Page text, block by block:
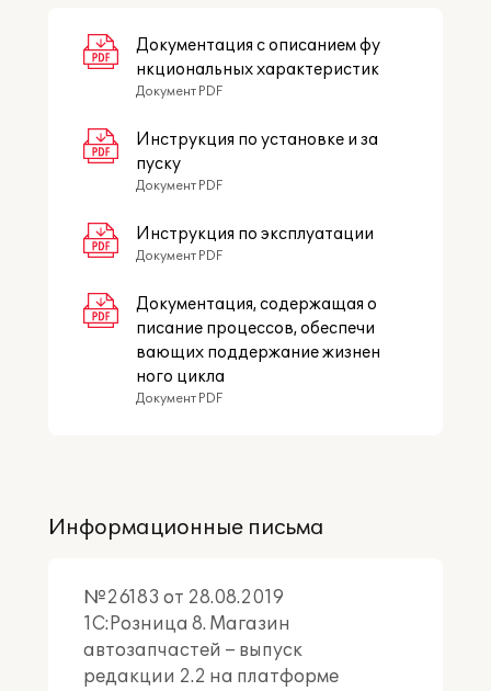
Документация с описанием фу
нкциональных характеристик
Документ PDF
Инструкция по установке и за
пуску
Документ PDF
Инструкция по эксплуатации
Документ PDF
Документация, содержащая о
писание процессов, обеспечи
вающих поддержание жизнен
ного цикла
Документ PDF
Информационные письма
№26183 от 28.08.2019
1C:Розница 8. Магазин
автозапчастей – выпуск
редакции 2.2 на платформе